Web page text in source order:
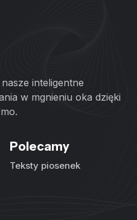
inteligentne
w mgnieniu oka dzięki
Polecamy
Teksty piosenek